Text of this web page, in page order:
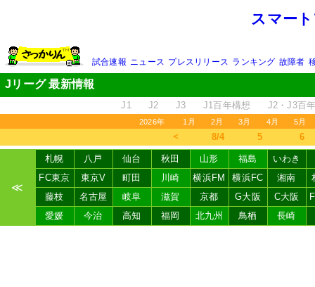
スマー
試合速報 ニュース プレスリリース ランキング 故障者
Jリーグ 最新情報
J1 J2 J3 J1百年構想 J2・J3百
2026年 1月 2月 3月 4月 5月
＜ 8/4 5 6
≪
札幌 八戸 仙台 秋田 山形 福島
いわき
FC東京
東京V 町田 川崎 横浜FM 横浜FC 湘南
藤枝
名古屋 岐阜 滋賀 京都 G大阪 C大阪
愛媛
今治 高知 福岡 北九州 鳥栖 長崎